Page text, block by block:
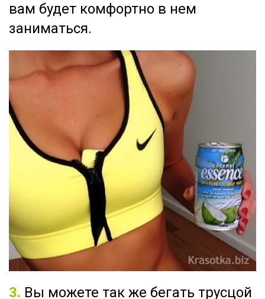
вам будет комфортно в нем
заниматься.
3. Вы можете так же бегать трусцой